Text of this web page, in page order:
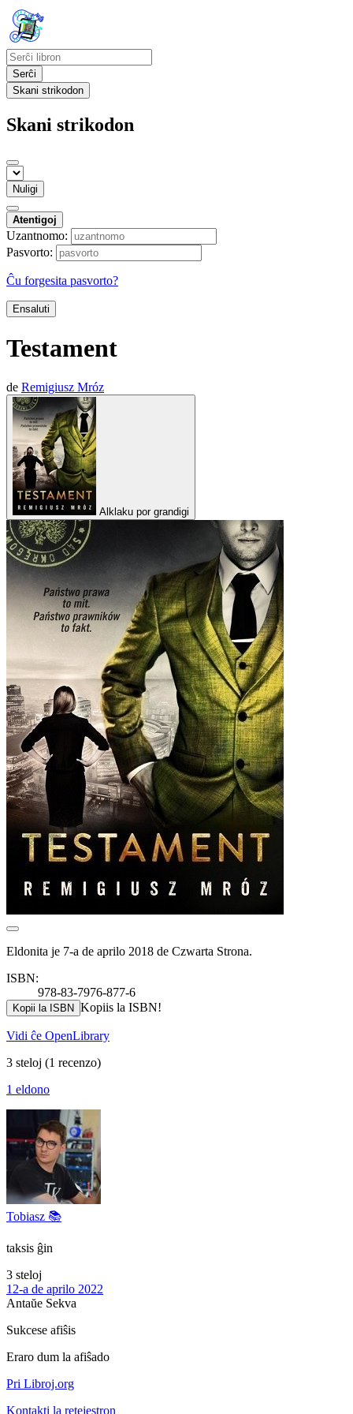
Serĉi
Skani strikodon
Skani strikodon
Nuligi
Atentigoj
Uzantnomo:
Pasvorto:
Ĉu forgesita pasvorto?
Ensaluti
Testament
de Remigiusz Mróz
Alklaku por grandigi
Eldonita je 7-a de aprilo 2018 de Czwarta Strona.
ISBN:
978-83-7976-877-6
Kopii la ISBN Kopiis la ISBN!
Vidi ĉe OpenLibrary
3 steloj (1 recenzo)
1 eldono
Tobiasz 📚
taksis ĝin
3 steloj
12-a de aprilo 2022
Antaŭe Sekva
Sukcese afiŝis
Eraro dum la afiŝado
Pri Libroj.org
Kontakti la retejestron